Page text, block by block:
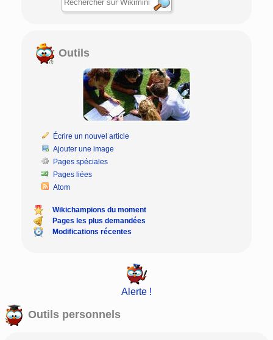
Outils
Écrire un nouvel article
Ajouter une image
Pages spéciales
Pages liées
Atom
Wikichampions du moment
Pages les plus demandées
Modifications récentes
Alerte !
Outils personnels